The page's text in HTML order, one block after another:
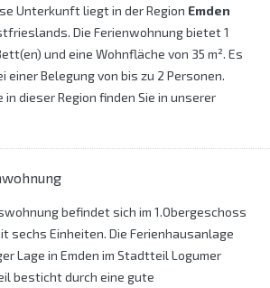
Unterkunft liegt in der Region Emden
Die Ferienwohnung bietet 1
und eine Wohnfläche von 35 m². Es
einer Belegung von bis zu 2 Personen.
dieser Region finden Sie in unserer
befindet sich im 1.Obergeschoss
sechs Einheiten. Die Ferienhausanlage
Lage in Emden im Stadtteil Logumer
besticht durch eine gute